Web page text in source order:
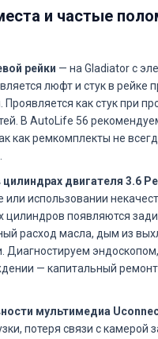
и частые
рейки — на Gladiator с
люфт и стук в рейке
Проявляется как стук при
В AutoLife 56
как ремкомплекты не
двигателя 3.6
или использовании
цилиндров появляются
расход масла, дым из
Диагностируем
— капитальный ремонт
мультимедиа
потеря связи с камерой